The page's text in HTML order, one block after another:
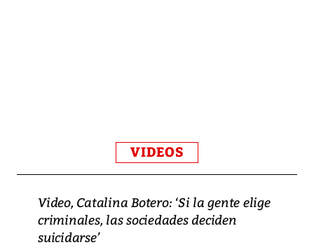
VIDEOS
Video, Catalina Botero: ‘Si la gente elige
criminales, las sociedades deciden
suicidarse’